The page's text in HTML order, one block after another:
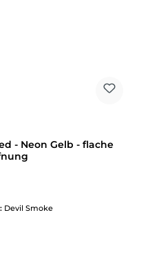
- Neon Gelb - flache
Devil Smoke